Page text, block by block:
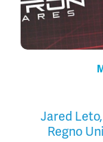
Jared
Regno